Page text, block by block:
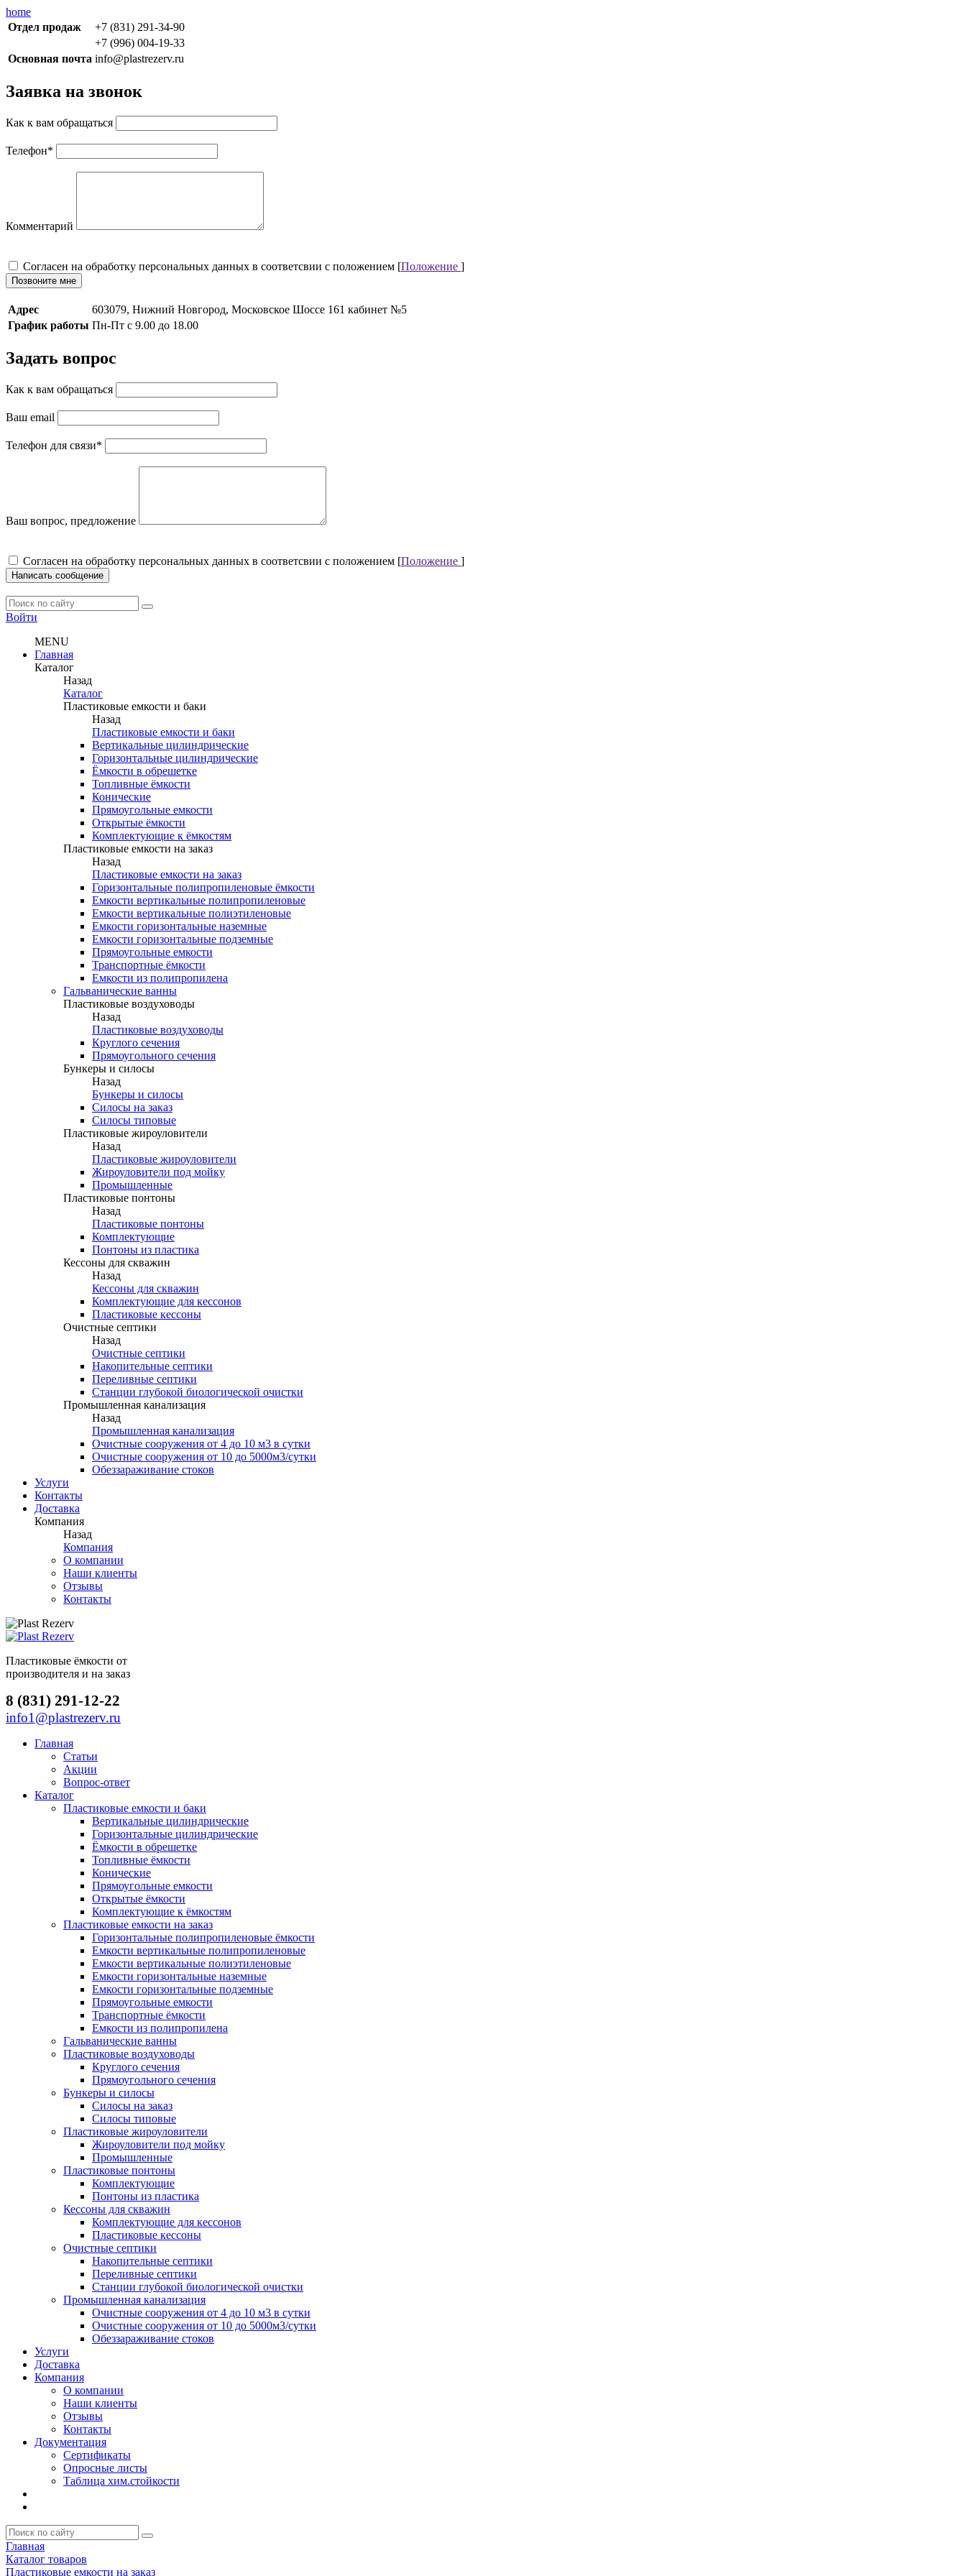
home
Отдел продаж
+7 (831) 291-34-90
+7 (996) 004-19-33
Основная почта info@plastrezerv.ru
Заявка на звонок
Как к вам обращаться
Телефон*
Комментарий
Cогласен на обработку персональных данных в соответсвии с положением [Положение ]
Позвоните мне
Адрес
603079, Нижний Новгород, Московское Шоссе 161 кабинет №5
График работы Пн-Пт с 9.00 до 18.00
Задать вопрос
Как к вам обращаться
Ваш email
Телефон для связи*
Ваш вопрос, предложение
Cогласен на обработку персональных данных в соответсвии с положением [Положение ]
Написать сообщение
Войти
MENU
Главная
Каталог
Назад
Каталог
Пластиковые емкости и баки
Назад
Пластиковые емкости и баки
Вертикальные цилиндрические
Горизонтальные цилиндрические
Ёмкости в обрешетке
Топливные ёмкости
Конические
Прямоугольные емкости
Открытые ёмкости
Комплектующие к ёмкостям
Пластиковые емкости на заказ
Назад
Пластиковые емкости на заказ
Горизонтальные полипропиленовые ёмкости
Емкости вертикальные полипропиленовые
Емкости вертикальные полиэтиленовые
Емкости горизонтальные наземные
Емкости горизонтальные подземные
Прямоугольные емкости
Транспортные ёмкости
Емкости из полипропилена
Гальванические ванны
Пластиковые воздуховоды
Назад
Пластиковые воздуховоды
Круглого сечения
Прямоугольного сечения
Бункеры и силосы
Назад
Бункеры и силосы
Силосы на заказ
Силосы типовые
Пластиковые жироуловители
Назад
Пластиковые жироуловители
Жироуловители под мойку
Промышленные
Пластиковые понтоны
Назад
Пластиковые понтоны
Комплектующие
Понтоны из пластика
Кессоны для скважин
Назад
Кессоны для скважин
Комплектующие для кессонов
Пластиковые кессоны
Очистные септики
Назад
Очистные септики
Накопительные септики
Переливные септики
Станции глубокой биологической очистки
Промышленная канализация
Назад
Промышленная канализация
Очистные сооружения от 4 до 10 м3 в сутки
Очистные сооружения от 10 до 5000м3/сутки
Обеззараживание стоков
Услуги
Контакты
Доставка
Компания
Назад
Компания
О компании
Наши клиенты
Отзывы
Контакты
Пластиковые ёмкости от
производителя и на заказ
8 (831) 291-12-22
info1@plastrezerv.ru
Главная
Статьи
Акции
Вопрос-ответ
Каталог
Пластиковые емкости и баки
Вертикальные цилиндрические
Горизонтальные цилиндрические
Ёмкости в обрешетке
Топливные ёмкости
Конические
Прямоугольные емкости
Открытые ёмкости
Комплектующие к ёмкостям
Пластиковые емкости на заказ
Горизонтальные полипропиленовые ёмкости
Емкости вертикальные полипропиленовые
Емкости вертикальные полиэтиленовые
Емкости горизонтальные наземные
Емкости горизонтальные подземные
Прямоугольные емкости
Транспортные ёмкости
Емкости из полипропилена
Гальванические ванны
Пластиковые воздуховоды
Круглого сечения
Прямоугольного сечения
Бункеры и силосы
Силосы на заказ
Силосы типовые
Пластиковые жироуловители
Жироуловители под мойку
Промышленные
Пластиковые понтоны
Комплектующие
Понтоны из пластика
Кессоны для скважин
Комплектующие для кессонов
Пластиковые кессоны
Очистные септики
Накопительные септики
Переливные септики
Станции глубокой биологической очистки
Промышленная канализация
Очистные сооружения от 4 до 10 м3 в сутки
Очистные сооружения от 10 до 5000м3/сутки
Обеззараживание стоков
Услуги
Доставка
Компания
О компании
Наши клиенты
Отзывы
Контакты
Документация
Сертификаты
Опросные листы
Таблица хим.стойкости
Главная
Каталог товаров
Пластиковые емкости на заказ